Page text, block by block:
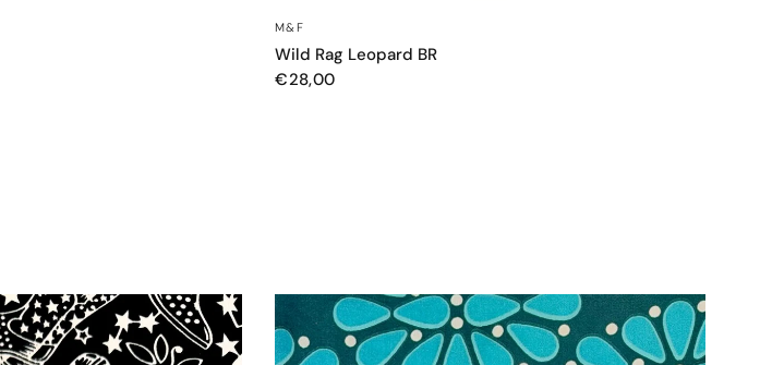
M&F
Wild Rag Leopard BR
€28,00